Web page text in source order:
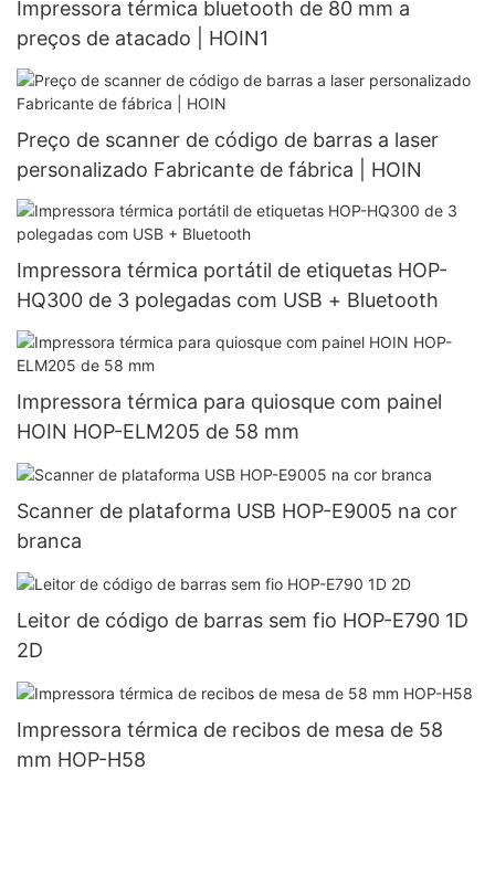
Impressora térmica bluetooth de 80 mm a
preços de atacado | HOIN1
Preço de scanner de código de barras a laser
personalizado Fabricante de fábrica | HOIN
Impressora térmica portátil de etiquetas HOP-
HQ300 de 3 polegadas com USB + Bluetooth
Impressora térmica para quiosque com painel
HOIN HOP-ELM205 de 58 mm
Scanner de plataforma USB HOP-E9005 na cor
branca
Leitor de código de barras sem fio HOP-E790 1D
2D
Impressora térmica de recibos de mesa de 58
mm HOP-H58